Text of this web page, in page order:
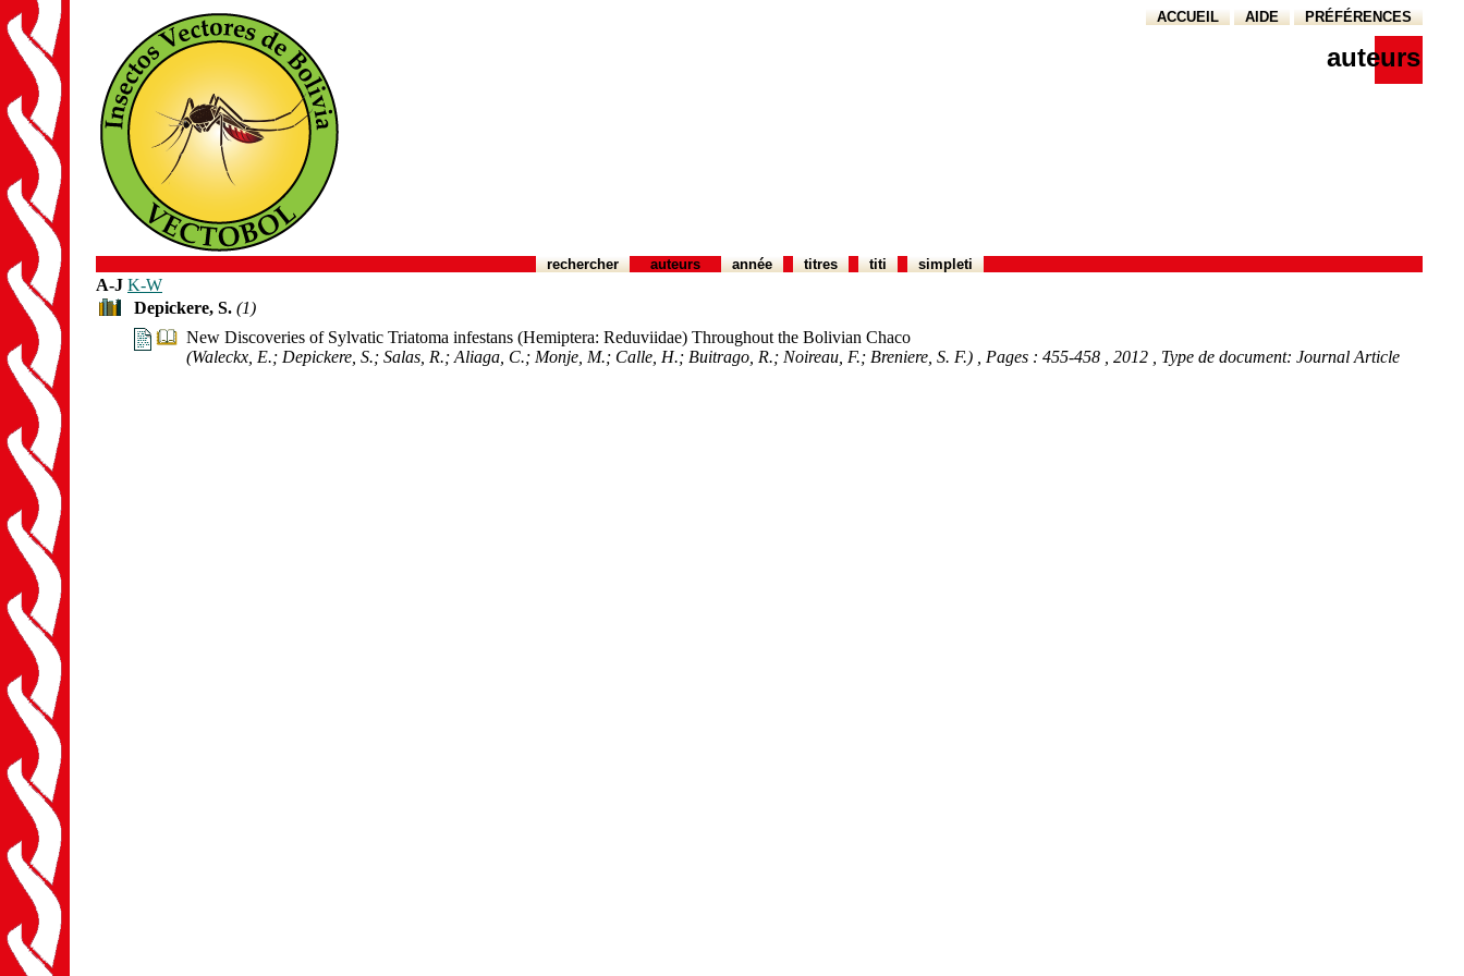
ACCUEIL AIDE PRÉFÉRENCES
auteurs
rechercher auteurs année titres titi simpleti
A-J K-W
Depickere, S. (1)
New Discoveries of Sylvatic Triatoma infestans (Hemiptera: Reduviidae) Throughout the Bolivian Chaco
(Waleckx, E.; Depickere, S.; Salas, R.; Aliaga, C.; Monje, M.; Calle, H.; Buitrago, R.; Noireau, F.; Breniere, S. F.)
, Pages : 455-458 , 2012 , Type de document: Journal Article